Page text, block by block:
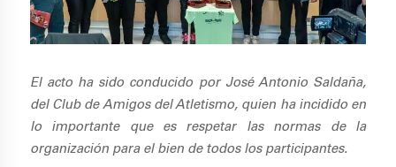
El acto ha sido conducido por José Antonio Saldaña,
del Club de Amigos del Atletismo, quien ha incidido en
lo importante que es respetar las normas de la
organización para el bien de todos los participantes.